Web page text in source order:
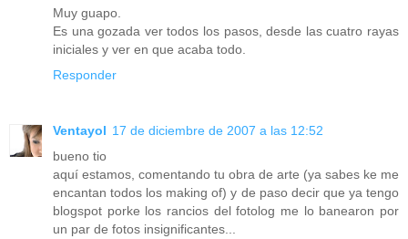
Muy guapo.
Es una gozada ver todos los pasos, desde las cuatro rayas
iniciales y ver en que acaba todo.
Responder
Ventayol 17 de diciembre de 2007 a las 12:52
bueno tio
aquí estamos, comentando tu obra de arte (ya sabes ke me
encantan todos los making of) y de paso decir que ya tengo
blogspot porke los rancios del fotolog me lo banearon por
un par de fotos insignificantes...